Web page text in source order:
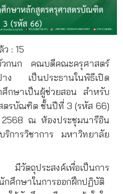
ว : 15
นก คณบดีคณะครุศาสตร์
าง เป็นประธานในพิธีเปิด
กษาเป็นผู้ช่วยสอน สำหรับ
ตรบัณฑิต ชั้นปีที่ 3 (รหัส 66)
ณ ห้องประชุมนารีอิน
ารวิชาการ มหาวิทยาลัย
มีวัตถุประสงค์เพื่อเป็นการ
กศึกษาในการออกฝึกปฏิบัติ